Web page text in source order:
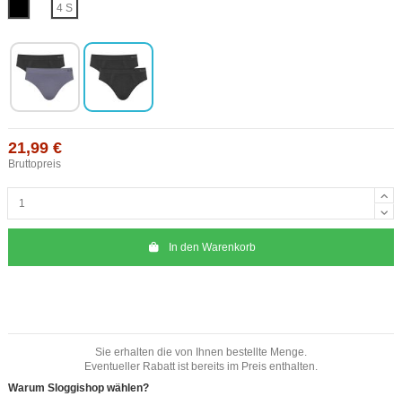
Schwarz4 S
21,99 €
Bruttopreis
In den Warenkorb
Sie erhalten die von Ihnen bestellte Menge.
Eventueller Rabatt ist bereits im Preis enthalten.
Warum Sloggishop wählen?